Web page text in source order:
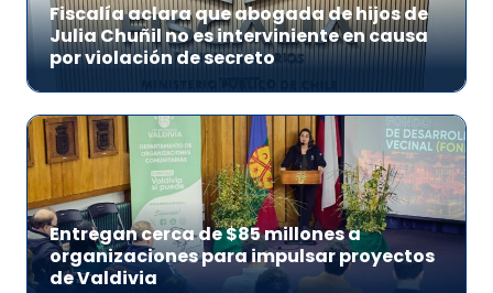
Fiscalía aclara que abogada de hijos de
Julia Chuñil no es interviniente en causa
por violación de secreto
Entregan cerca de $85 millones a
organizaciones para impulsar proyectos
de Valdivia